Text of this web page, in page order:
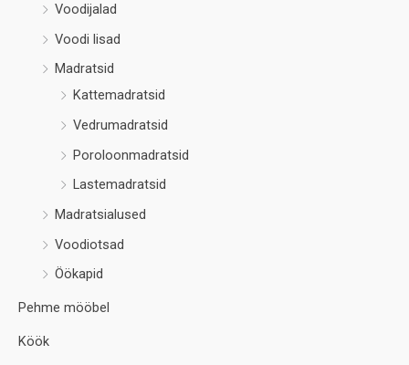
Voodijalad
Voodi lisad
Madratsid
Kattemadratsid
Vedrumadratsid
Poroloonmadratsid
Lastemadratsid
Madratsialused
Voodiotsad
Öökapid
Pehme mööbel
Köök